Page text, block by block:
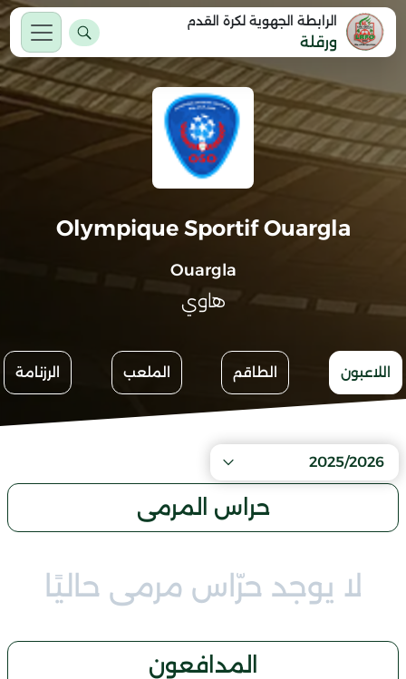
الرابطة الجهوية لكرة القدم
ورقلة
Olympique Sportif Ouargla
Ouargla
هاوي
اللاعبون الطاقم الملعب الرزنامة
2025/2026
حراس المرمى
لا يوجد حرّاس مرمى حاليًا
المدافعون